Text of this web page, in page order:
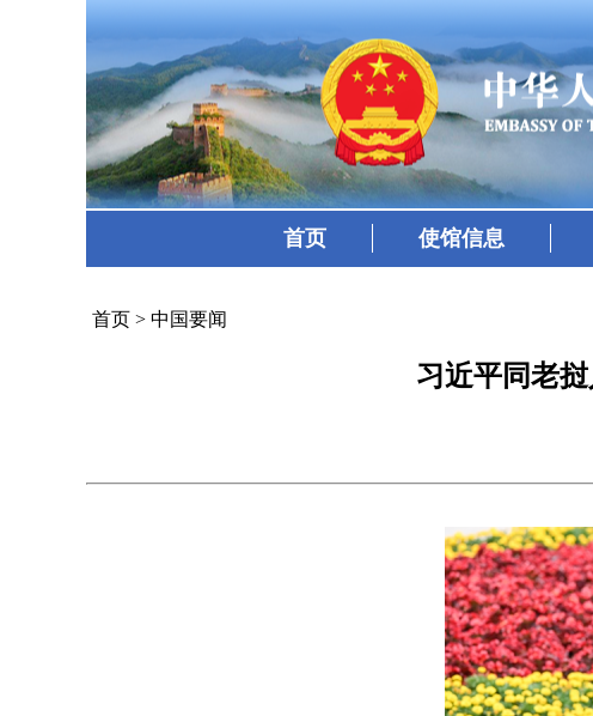
首页 使馆信息
首页 > 中国要闻
习近平同老